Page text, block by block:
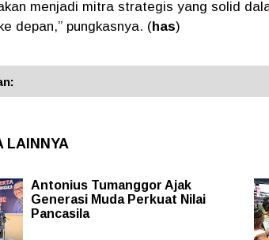
menjadi mitra strategis yang solid
depan,” pungkasnya. (has)
LAINNYA
Antonius Tumanggor Ajak
Generasi Muda Perkuat Nilai
Pancasila